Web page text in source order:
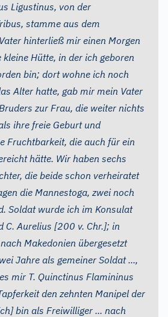
Ligustinus, von der
stamme aus dem
hinterließ mir einen Morgen
Hütte, in der ich geboren
bin; dort wohne ich noch
Alter hatte, gab mir mein Vater
zur Frau, die weiter nichts
ihre freie Geburt und
Fruchtbarkeit, die auch für ein
hätte. Wir haben sechs
die beide schon verheiratet
die Mannestoga, zwei noch
Soldat wurde ich im Konsulat
C. Aurelius [200 v. Chr.]; in
Makedonien übergesetzt
Jahre als gemeiner Soldat ...,
mir T. Quinctinus Flamininus
den zehnten Manipel der
bin als Freiwilliger ... nach